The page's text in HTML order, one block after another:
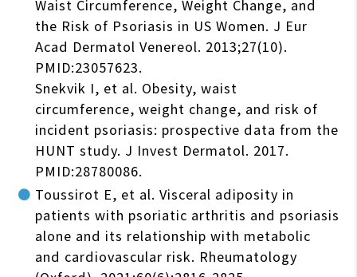
Waist Circumference, Weight Change, and
the Risk of Psoriasis in US Women. J Eur
Acad Dermatol Venereol. 2013;27(10).
PMID:23057623.
Snekvik I, et al. Obesity, waist
circumference, weight change, and risk of
incident psoriasis: prospective data from the
HUNT study. J Invest Dermatol. 2017.
PMID:28780086.
Toussirot E, et al. Visceral adiposity in
patients with psoriatic arthritis and psoriasis
alone and its relationship with metabolic
and cardiovascular risk. Rheumatology